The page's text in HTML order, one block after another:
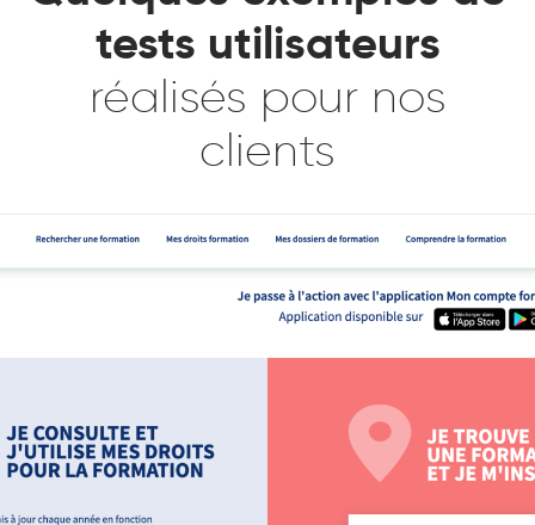
tests utilisateurs
réalisés pour nos
clients